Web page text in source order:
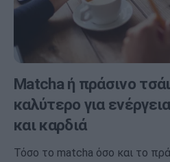
Matcha ή πράσινο
καλύτερο για
και καρδιά
Τόσο το matcha όσο και το